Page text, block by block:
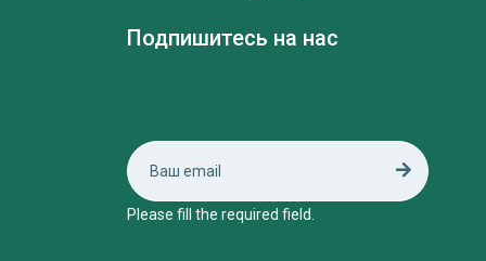
Подпишитесь на нас
Please fill the required field.